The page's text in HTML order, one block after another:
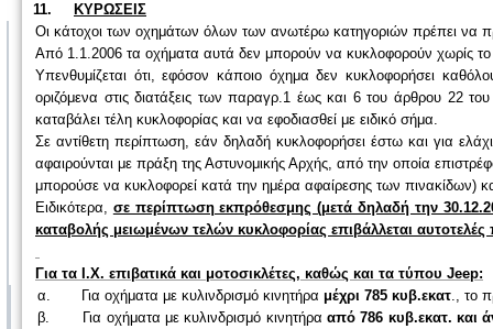
11.
ΚΥΡΩΣΕΙΣ
Οι κάτοχοι των οχημάτων όλων των ανωτέρω κατηγοριών πρέπει να
Από 1.1.2006 τα οχήματα αυτά δεν μπορούν να κυκλοφορούν χωρίς το
Υπενθυμίζεται ότι, εφόσον κάποιο όχημα δεν κυκλοφορήσει
οριζόμενα στις διατάξεις των παραγρ.1 έως και 6 του άρθρου 22
καταβάλει τέλη κυκλοφορίας και να εφοδιασθεί με ειδικό σήμα.
Σε αντίθετη περίπτωση, εάν δηλαδή κυκλοφορήσει έστω και για
αφαιρούνται με πράξη της Αστυνομικής Αρχής, από την οποία
μπορούσε να κυκλοφορεί κατά την ημέρα αφαίρεσης των πινακίδων)
Ειδικότερα, σε περίπτωση εκπρόθεσμης (μετά δηλαδή την
καταβολής μειωμένων τελών κυκλοφορίας επιβάλλεται
Για τα Ι.Χ. επιβατικά και μοτοσικλέτες, καθώς και τα τύπου Jeep:
α.
Για οχήματα με κυλινδρισμό κινητήρα μέχρι 785 κυβ.εκατ ., το
β.
Για οχήματα με κυλινδρισμό κινητήρααπό 786 κυβ.εκατ. και